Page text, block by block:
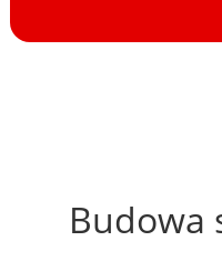
Budowa